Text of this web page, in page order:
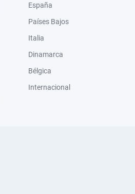
España
Países Bajos
Italia
Dinamarca
Bélgica
Internacional